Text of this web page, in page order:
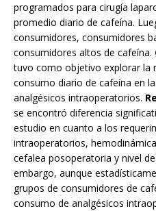
programados para cirugía
promedio diario de cafeína.
consumidores, consumidores
consumidores altos de cafeína.
tuvo como objetivo explorar la
consumo diario de cafeína en
analgésicos intraoperatorios.
se encontró diferencia
estudio en cuanto a los
intraoperatorios,
cefalea posoperatoria y nivel
embargo, aunque
grupos de consumidores de
consumo de analgésicos